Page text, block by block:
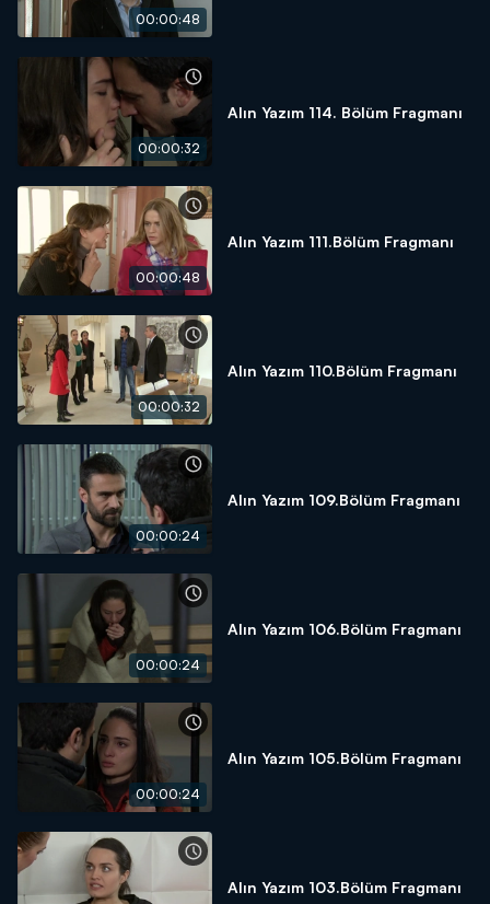
00:00:48
00:00:32
Alın Yazım 114. Bölüm Fragmanı
00:00:48
Alın Yazım 111.Bölüm Fragmanı
00:00:32
Alın Yazım 110.Bölüm Fragmanı
00:00:24
Alın Yazım 109.Bölüm Fragmanı
00:00:24
Alın Yazım 106.Bölüm Fragmanı
00:00:24
Alın Yazım 105.Bölüm Fragmanı
Alın Yazım 103.Bölüm Fragmanı